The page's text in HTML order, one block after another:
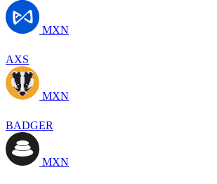
MXN
AXS
MXN
BADGER
MXN